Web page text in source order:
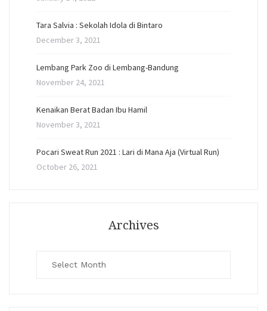
Tara Salvia : Sekolah Idola di Bintaro
December 3, 2021
Lembang Park Zoo di Lembang-Bandung
November 24, 2021
Kenaikan Berat Badan Ibu Hamil
November 3, 2021
Pocari Sweat Run 2021 : Lari di Mana Aja (Virtual Run)
October 26, 2021
Archives